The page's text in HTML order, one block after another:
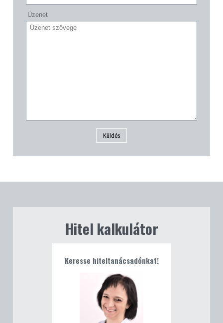
Üzenet
Küldés
Hitel kalkulátor
Keresse hiteltanácsadónkat!